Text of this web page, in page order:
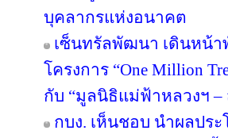
บุคลากรแห่งอนาคต
เซ็นทรัลพัฒนา เดินหน้า
โครงการ “One Million
กับ “มูลนิธิแม่ฟ้าหลวงฯ
กบง. เห็นชอบ นำผลปร